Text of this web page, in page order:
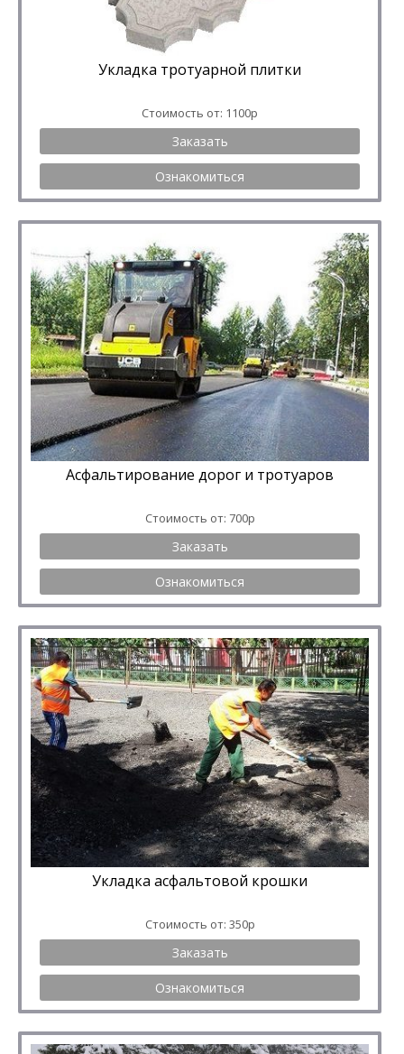
Укладка тротуарной плитки
Стоимость от: 1100р
Заказать
Ознакомиться
Асфальтирование дорог и тротуаров
Стоимость от: 700р
Заказать
Ознакомиться
Укладка асфальтовой крошки
Стоимость от: 350р
Заказать
Ознакомиться